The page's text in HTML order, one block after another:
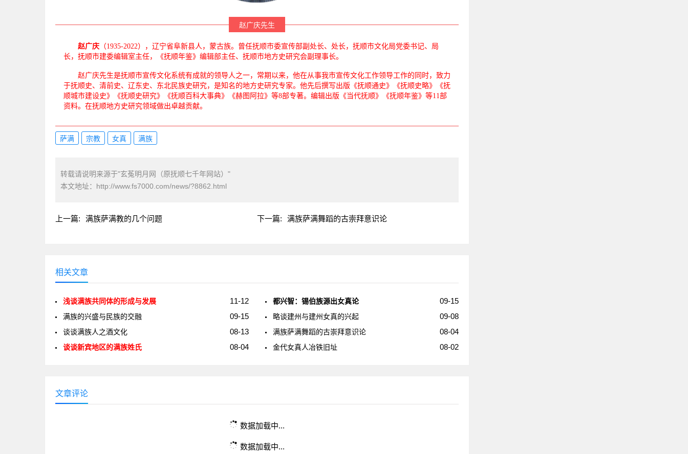
赵广庆先生
赵广庆 （1935-2022），辽宁省阜新县人，蒙古族。曾任抚顺市委宣传部副处长、处长，抚顺市文化局党委书记、局
长，抚顺市建委编辑室主任，《抚顺年鉴》编辑部主任、抚顺市地方史研究会副理事长。
赵广庆先生是抚顺市宣传文化系统有成就的领导人之一，常期以来，他在从事我市宣传文化工作领导工作的同时，致力
于抚顺史、清前史、辽东史、东北民族史研究，是知名的地方史研究专家。他先后撰写出版《抚顺通史》《抚顺史略》《抚
顺城市建设史》《抚顺史研究》《抚顺百科大事典》《赫图阿拉》等8部专著。编辑出版《当代抚顺》《抚顺年鉴》等11部
资料。在抚顺地方史研究领域做出卓越贡献。
萨满 宗教 女真 满族
转载请说明来源于"玄菟明月网（原抚顺七千年网站）"
本文地址： http://www.fs7000.com/news/?8862.html
上一篇: 满族萨满教的几个问题 下一篇: 满族萨满舞蹈的古崇拜意识论
相关文章
11-12
浅谈满族共同体的形成与发展 09-15
都兴智：锡伯族源出女真论
09-15
满族的兴盛与民族的交融 09-08
略谈建州与建州女真的兴起
08-13
谈谈满族人之酒文化 08-04
满族萨满舞蹈的古崇拜意识论
08-04
谈谈新宾地区的满族姓氏 08-02
金代女真人冶铁旧址
文章评论
数据加载中...
数据加载中...